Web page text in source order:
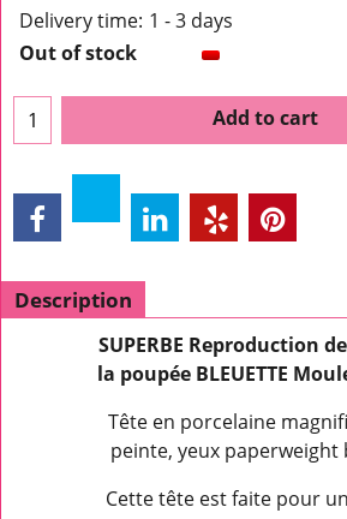
Delivery time: 1 - 3 days
Out of stock
Add to cart
Description
SUPERBE Reproduction
la poupée BLEUETTE
Tête en porcelaine
peinte, yeux paperweight
Cette tête est faite pour